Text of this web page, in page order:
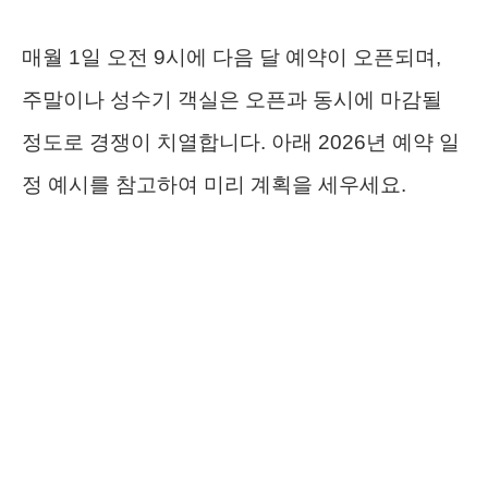
매월 1일 오전 9시에 다음 달 예약이 오픈되며,
주말이나 성수기 객실은 오픈과 동시에 마감될
정도로 경쟁이 치열합니다. 아래 2026년 예약 일
정 예시를 참고하여 미리 계획을 세우세요.